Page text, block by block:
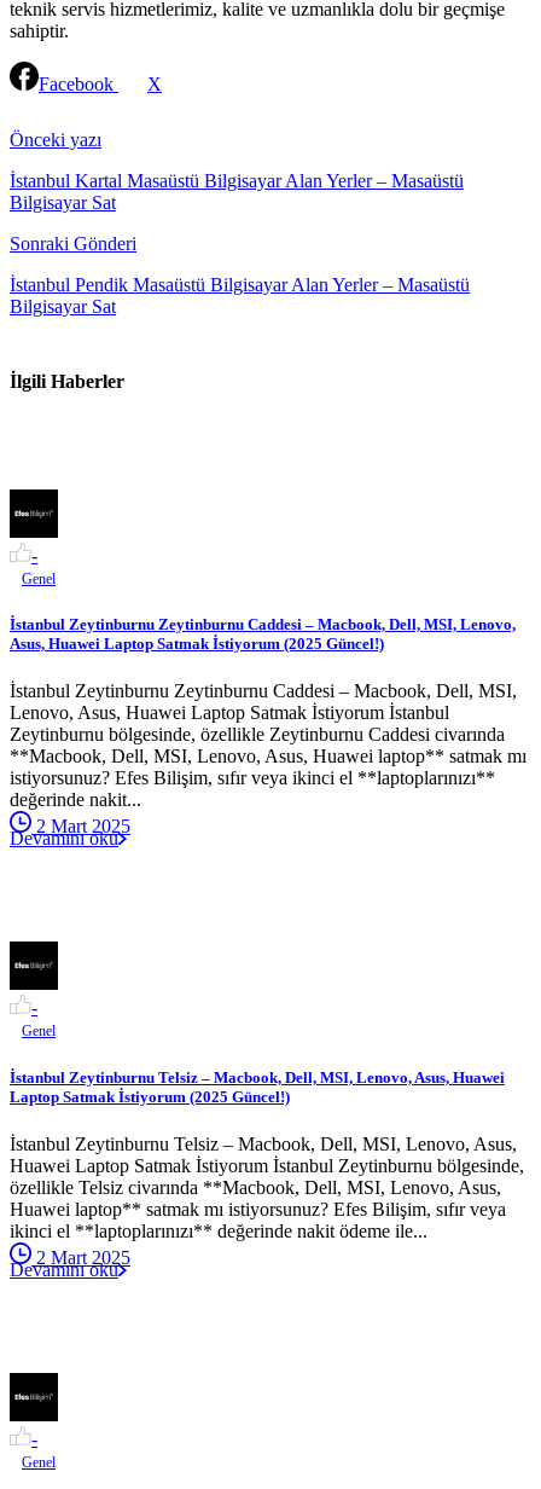
teknik servis hizmetlerimiz, kalite ve uzmanlıkla dolu bir geçmişe
sahiptir.
Facebook X
Reading
Önceki yazı
İstanbul Kartal Masaüstü Bilgisayar Alan Yerler – Masaüstü
Bilgisayar Sat
Sonraki Gönderi
İstanbul Pendik Masaüstü Bilgisayar Alan Yerler – Masaüstü
Bilgisayar Sat
İlgili Haberler
-
Genel
İstanbul Zeytinburnu Zeytinburnu Caddesi – Macbook, Dell, MSI, Lenovo,
Asus, Huawei Laptop Satmak İstiyorum (2025 Güncel!)
İstanbul Zeytinburnu Zeytinburnu Caddesi – Macbook, Dell, MSI,
Lenovo, Asus, Huawei Laptop Satmak İstiyorum İstanbul
Zeytinburnu bölgesinde, özellikle Zeytinburnu Caddesi civarında
**Macbook, Dell, MSI, Lenovo, Asus, Huawei laptop** satmak mı
istiyorsunuz? Efes Bilişim, sıfır veya ikinci el **laptoplarınızı**
değerinde nakit...
2 Mart 2025
Devamını oku
-
Genel
İstanbul Zeytinburnu Telsiz – Macbook, Dell, MSI, Lenovo, Asus, Huawei
Laptop Satmak İstiyorum (2025 Güncel!)
İstanbul Zeytinburnu Telsiz – Macbook, Dell, MSI, Lenovo, Asus,
Huawei Laptop Satmak İstiyorum İstanbul Zeytinburnu bölgesinde,
özellikle Telsiz civarında **Macbook, Dell, MSI, Lenovo, Asus,
Huawei laptop** satmak mı istiyorsunuz? Efes Bilişim, sıfır veya
ikinci el **laptoplarınızı** değerinde nakit ödeme ile...
2 Mart 2025
Devamını oku
-
Genel